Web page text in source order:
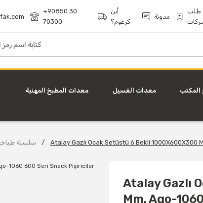
+90850 30
70300
أين
كرغوم؟
مدونة
طلب
معدات المطبخ المهنية معدات الغسيل
600 سلسلة Atalay Gazlı Ocak Setüstü 6 Bekli
Atalay Gazlı
Mm. Ago-